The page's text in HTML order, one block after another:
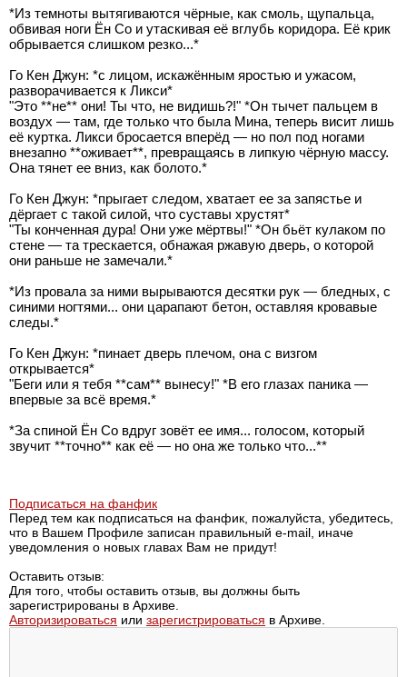
*Из темноты вытягиваются чёрные, как смоль, щупальца,
обвивая ноги Ён Со и утаскивая её вглубь коридора. Её крик
обрывается слишком резко...*
Го Кен Джун: *с лицом, искажённым яростью и ужасом,
разворачивается к Ликси*
"Это **не** они! Ты что, не видишь?!" *Он тычет пальцем в
воздух — там, где только что была Мина, теперь висит лишь
её куртка. Ликси бросается вперёд — но пол под ногами
внезапно **оживает**, превращаясь в липкую чёрную массу.
Она тянет ее вниз, как болото.*
Го Кен Джун: *прыгает следом, хватает ее за запястье и
дёргает с такой силой, что суставы хрустят*
"Ты конченная дура! Они уже мёртвы!" *Он бьёт кулаком по
стене — та трескается, обнажая ржавую дверь, о которой
они раньше не замечали.*
*Из провала за ними вырываются десятки рук — бледных, с
синими ногтями... они царапают бетон, оставляя кровавые
следы.*
Го Кен Джун: *пинает дверь плечом, она с визгом
открывается*
"Беги или я тебя **сам** вынесу!" *В его глазах паника —
впервые за всё время.*
*За спиной Ён Со вдруг зовёт ее имя... голосом, который
звучит **точно** как её — но она же только что...**
Подписаться на фанфик
Перед тем как подписаться на фанфик, пожалуйста, убедитесь,
что в Вашем Профиле записан правильный e-mail, иначе
уведомления о новых главах Вам не придут!
Оставить отзыв:
Для того, чтобы оставить отзыв, вы должны быть
зарегистрированы в Архиве.
Авторизироваться или зарегистрироваться в Архиве.